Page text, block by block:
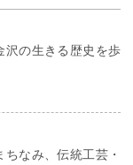
の生きる歴史を歩
なみ、伝統工芸・